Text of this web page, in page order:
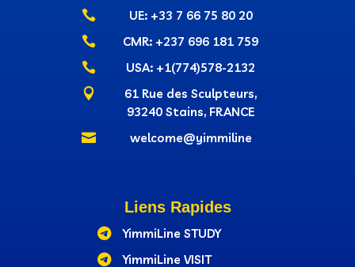
 UE: +33 7 66 75 80 20
 CMR: +237‭ 696 181 759
 USA: +1(774)578-2132

61 Rue des Sculpteurs,
93240 Stains, FRANCE
 welcome@yimmiline
Liens Rapides

YimmiLine STUDY

YimmiLine VISIT